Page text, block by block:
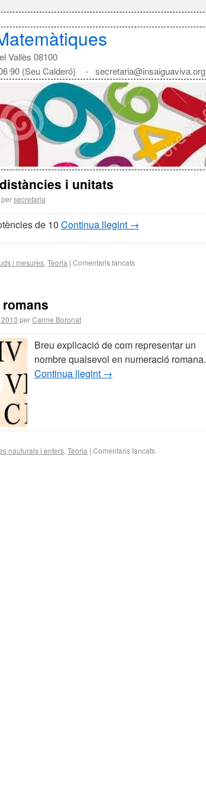
Vallès 08100
90 (Seu Calderó) - secretaria@insaiguaviva.org
i unitats
persecretaria
de 10 Continua llegint →
i mesures, Teoria | Comentaris tancats
perCarme Boronat
Breu explicació de com representar un
nombre qualsevol en numeració romana.
Continua llegint →
nauturals i enters, Teoria | Comentaris tancats